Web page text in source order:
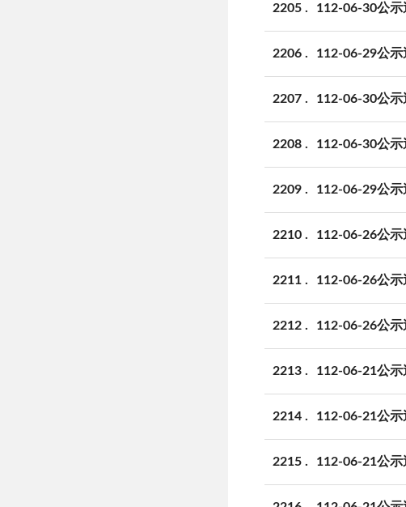
2205 112-06-30公示
2206 112-06-29公示
2207 112-06-30公示
2208 112-06-30公示
2209 112-06-29公示
2210 112-06-26公示
2211 112-06-26公示
2212 112-06-26公示
2213 112-06-21公示
2214 112-06-21公示
2215 112-06-21公示